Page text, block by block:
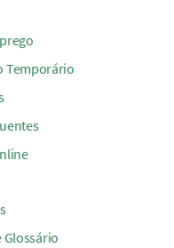
Temporário
Glossário